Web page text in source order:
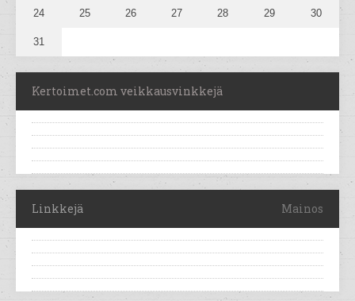
24 25 26 27 28 29 30
31
Kertoimet.com veikkausvinkkejä
Linkkejä Mainos